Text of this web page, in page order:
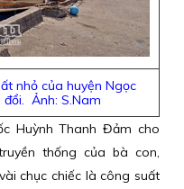
nhỏ của huyện Ngọc
đổi. Ảnh: S.Nam
Huỳnh Thanh Đảm cho
thống của bà con,
chục chiếc là công suất